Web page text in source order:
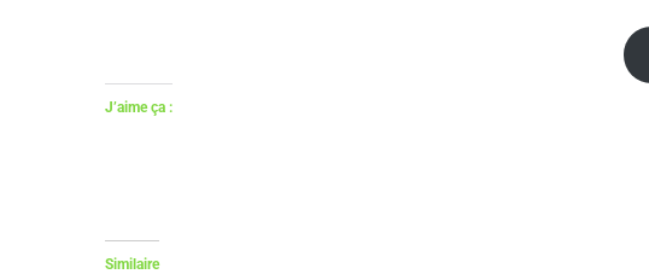
J’aime ça :
Similaire